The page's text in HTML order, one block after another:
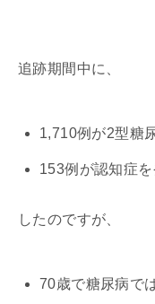
追跡期間中に、
1,710例が2型糖
153例が認知症を
したのですが、
70歳で糖尿病で